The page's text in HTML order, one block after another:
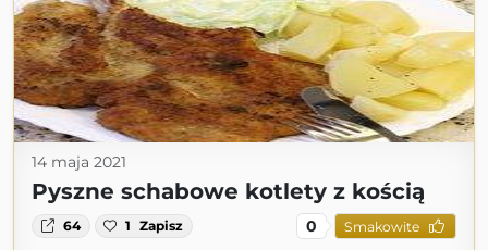
14 maja 2021
Pyszne schabowe kotlety z kością
64 1 Zapisz 0 Smakowite